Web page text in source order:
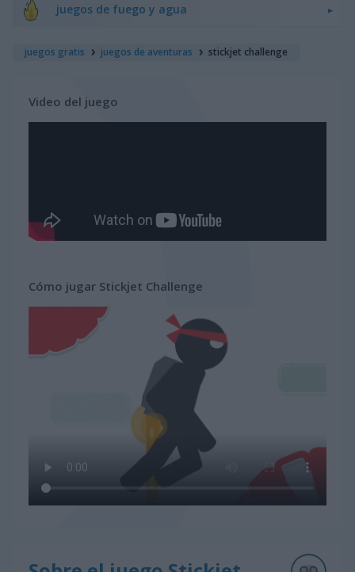
juegos de fuego y agua
juegos gratis juegos de aventuras stickjet challenge
Video del juego
Cómo jugar Stickjet Challenge